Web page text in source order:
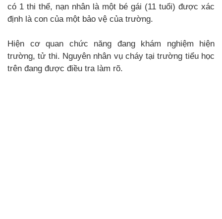
có 1 thi thể, nạn nhân là một bé gái (11 tuổi) được xác
định là con của một bảo vệ của trường.
Hiện cơ quan chức năng đang khám nghiệm hiện
trường, tử thi. Nguyên nhân vụ cháy tại trường tiểu học
trên đang được điều tra làm rõ.